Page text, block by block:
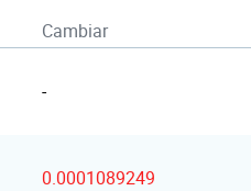
Cambiar
-
0.0001089249